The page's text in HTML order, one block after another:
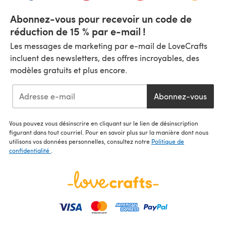
Abonnez-vous pour recevoir un code de
réduction de 15 % par e-mail !
Les messages de marketing par e-mail de LoveCrafts
incluent des newsletters, des offres incroyables, des
modèles gratuits et plus encore.
Abonnez-vous
Vous pouvez vous désinscrire en cliquant sur le lien de désinscription
figurant dans tout courriel. Pour en savoir plus sur la manière dont nous
utilisons vos données personnelles, consultez notre Politique de
confidentialité